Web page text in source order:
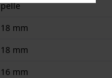
pelle
18 mm
18 mm
16 mm